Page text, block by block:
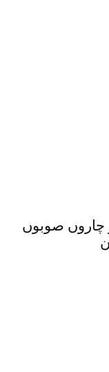
16 اگست کو چاروں صوبوں